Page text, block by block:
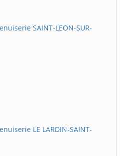
SAINT-LEON-SUR-
LE LARDIN-SAINT-